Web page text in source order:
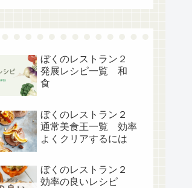
ぼくのレストラン２
発展レシピ一覧 和
食
ぼくのレストラン２
通常美食王一覧 効率
よくクリアするには
ぼくのレストラン２
効率の良いレシピ